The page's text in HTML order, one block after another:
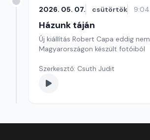
2026. 05. 07. csütörtök 9:04
Házunk táján
Új kiállítás Robert Capa eddig
Magyarországon készült fotóiból
Szerkesztő: Csuth Judit